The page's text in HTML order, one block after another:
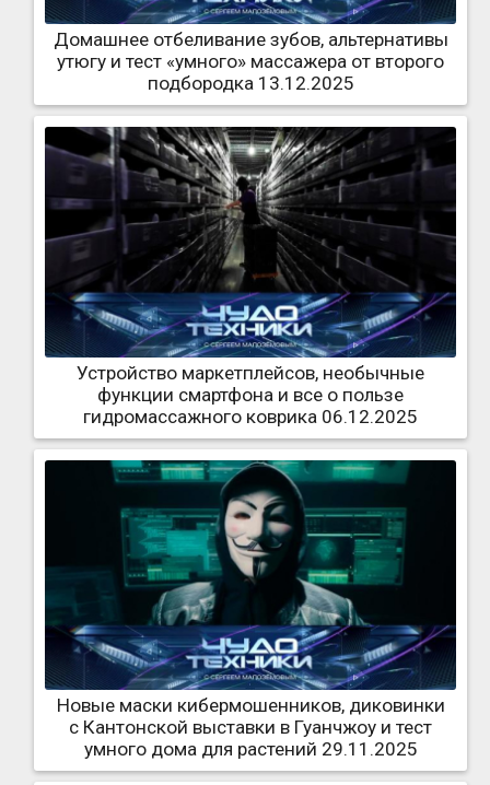
Домашнее отбеливание зубов, альтернативы
утюгу и тест «умного» массажера от второго
подбородка 13.12.2025
Устройство маркетплейсов, необычные
функции смартфона и все о пользе
гидромассажного коврика 06.12.2025
Новые маски кибермошенников, диковинки
с Кантонской выставки в Гуанчжоу и тест
умного дома для растений 29.11.2025